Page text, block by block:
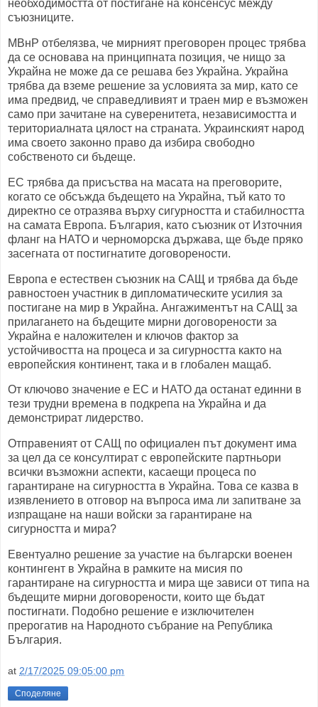
необходимостта от постигане на консенсус между
съюзниците.
МВнР отбелязва, че мирният преговорен процес трябва
да се основава на принципната позиция, че нищо за
Украйна не може да се решава без Украйна. Украйна
трябва да вземе решение за условията за мир, като се
има предвид, че справедливият и траен мир е възможен
само при зачитане на суверенитета, независимостта и
териториалната цялост на страната. Украинският народ
има своето законно право да избира свободно
собственото си бъдеще.
ЕС трябва да присъства на масата на преговорите,
когато се обсъжда бъдещето на Украйна, тъй като то
директно се отразява върху сигурността и стабилността
на самата Европа. България, като съюзник от Източния
фланг на НАТО и черноморска държава, ще бъде пряко
засегната от постигнатите договорености.
Европа е естествен съюзник на САЩ и трябва да бъде
равностоен участник в дипломатическите усилия за
постигане на мир в Украйна. Ангажиментът на САЩ за
прилагането на бъдещите мирни договорености за
Украйна е наложителен и ключов фактор за
устойчивостта на процеса и за сигурността както на
европейския континент, така и в глобален мащаб.
От ключово значение е ЕС и НАТО да останат единни в
тези трудни времена в подкрепа на Украйна и да
демонстрират лидерство.
Отправеният от САЩ по официален път документ има
за цел да се консултират с европейските партньори
всички възможни аспекти, касаещи процеса по
гарантиране на сигурността в Украйна. Това се казва в
изявлението в отговор на въпроса има ли запитване за
изпращане на наши войски за гарантиране на
сигурността и мира?
Евентуално решение за участие на български военен
контингент в Украйна в рамките на мисия по
гарантиране на сигурността и мира ще зависи от типа на
бъдещите мирни договорености, които ще бъдат
постигнати. Подобно решение е изключителен
прерогатив на Народното събрание на Република
България.
at 2/17/2025 09:05:00 pm
Споделяне